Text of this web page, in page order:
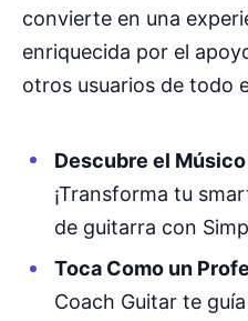
convierte en una
enriquecida por el
otros usuarios de todo
Descubre el
¡Transforma tu
de guitarra con
Toca Como un
Coach Guitar te